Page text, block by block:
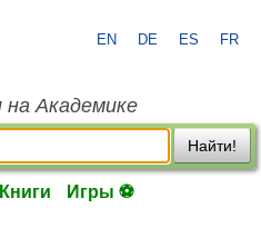
EN DE ES FR
на Академике
Найти!
Книги Игры ⚽